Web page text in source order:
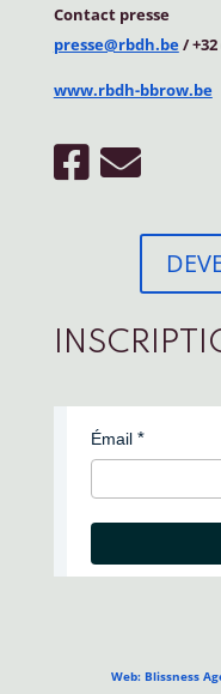
Contact presse
presse@rbdh.be/ +32
www.rbdh-bbrow.be
Émail
Web: Blissness